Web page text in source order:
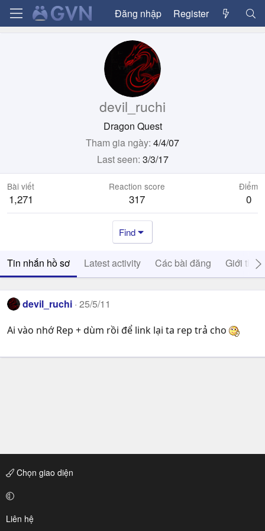
Đăng nhập Register
devil_ruchi
Dragon Quest
Tham gia ngày 4/4/07
Last seen 3/3/17
Bài viết
1,271
Reaction score
317
Điểm
0
Find
Tin nhắn hồ sơ Latest activity Các bài đăng Giới thiệu
devil_ruchi 25/5/11
Ai vào nhớ Rep + dùm rồi để link lại ta rep trả cho
Chọn giao diện
Liên hệ